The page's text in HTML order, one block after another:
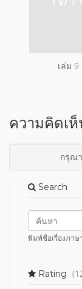
เล่ม 9
ความคิดเห็
กรุณา
Search
พิมพ์ชื่อเรื่องภาษ
Rating